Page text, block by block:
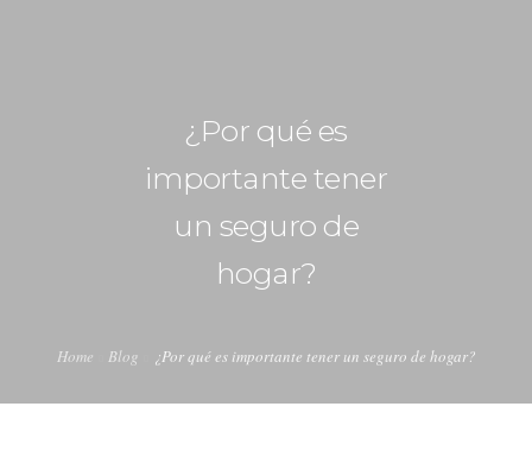
¿Por qué es
importante tener
un seguro de
hogar?
Home Blog ¿Por qué es importante tener un seguro de hogar?